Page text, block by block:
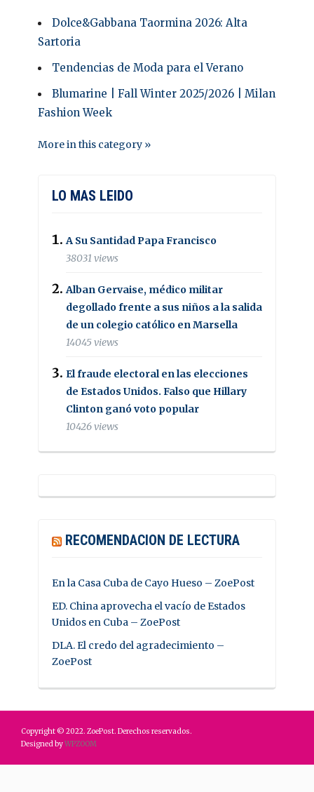
Dolce&Gabbana Taormina 2026: Alta
Sartoria
Tendencias de Moda para el Verano
Blumarine | Fall Winter 2025/2026 | Milan
Fashion Week
More in this category »
LO MAS LEIDO
A Su Santidad Papa Francisco
38031 views
Alban Gervaise, médico militar
degollado frente a sus niños a la salida
de un colegio católico en Marsella
14045 views
El fraude electoral en las elecciones
de Estados Unidos. Falso que Hillary
Clinton ganó voto popular
10426 views
RECOMENDACION DE LECTURA
En la Casa Cuba de Cayo Hueso – ZoePost
ED. China aprovecha el vacío de Estados
Unidos en Cuba – ZoePost
DLA. El credo del agradecimiento –
ZoePost
Copyright © 2022. ZoePost. Derechos reservados.
Designed byWPZOOM